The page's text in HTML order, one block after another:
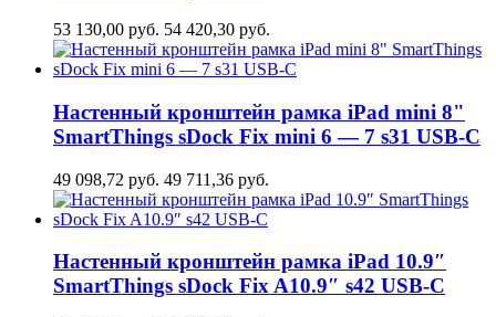
53 130,00 руб. 54 420,30 руб.
Настенный кронштейн рамка iPad mini 8"
SmartThings sDock Fix mini 6 — 7 s31 USB-C
49 098,72 руб. 49 711,36 руб.
Настенный кронштейн рамка iPad 10.9″
SmartThings sDock Fix A10.9″ s42 USB-C